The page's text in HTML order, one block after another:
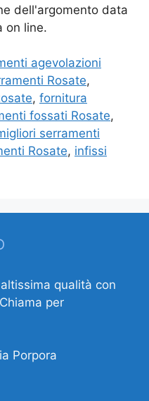
dell'argomento data
on line.
agevolazioni
Rosate,
, fornitura
fossati Rosate,
serramenti
Rosate, infissi
qualità con
per
Porpora